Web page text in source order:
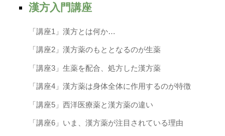
漢方入門講座
「講座1」漢方とは何か…
「講座2」漢方薬のもととなるのが生薬
「講座3」生薬を配合、処方した漢方薬
「講座4」漢方薬は身体全体に作用するのが特徴
「講座5」西洋医療薬と漢方薬の違い
「講座6」いま、漢方薬が注目されている理由